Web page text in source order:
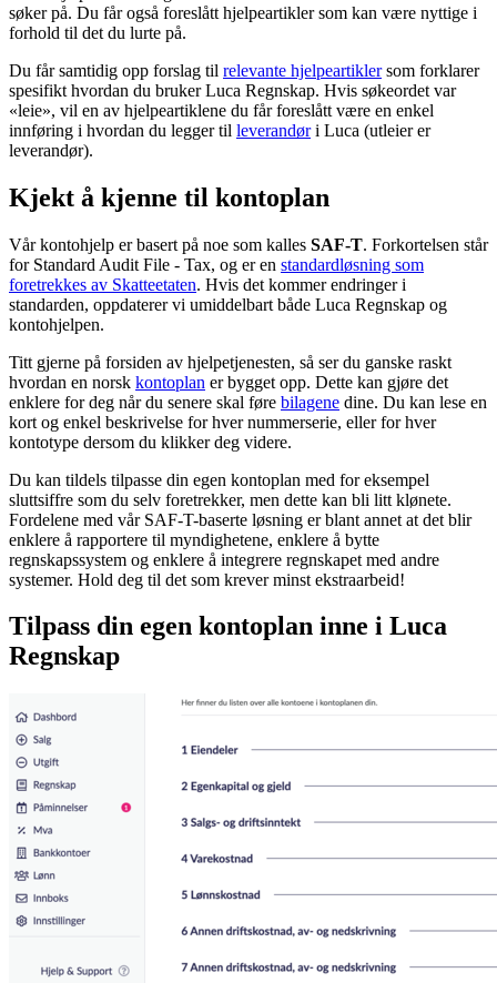
søker på. Du får også foreslått hjelpeartikler som kan være nyttige i
forhold til det du lurte på.
Du får samtidig opp forslag til relevante hjelpeartiklersom forklarer
spesifikt hvordan du bruker Luca Regnskap. Hvis søkeordet var
«leie», vil en av hjelpeartiklene du får foreslått være en enkel
innføring i hvordan du legger til leverandøri Luca (utleier er
leverandør).
Kjekt å kjenne til kontoplan
Vår kontohjelp er basert på noe som kalles SAF-T. Forkortelsen står
for Standard Audit File - Tax, og er en standardløsning som
foretrekkes av Skatteetaten. Hvis det kommer endringer i
standarden, oppdaterer vi umiddelbart både Luca Regnskap og
kontohjelpen.
Titt gjerne på forsiden av hjelpetjenesten, så ser du ganske raskt
hvordan en norsk kontoplan er bygget opp. Dette kan gjøre det
enklere for deg når du senere skal føre bilagene dine. Du kan lese en
kort og enkel beskrivelse for hver nummerserie, eller for hver
kontotype dersom du klikker deg videre.
Du kan tildels tilpasse din egen kontoplan med for eksempel
sluttsiffre som du selv foretrekker, men dette kan bli litt klønete.
Fordelene med vår SAF-T-baserte løsning er blant annet at det blir
enklere å rapportere til myndighetene, enklere å bytte
regnskapssystem og enklere å integrere regnskapet med andre
systemer. Hold deg til det som krever minst ekstraarbeid!
Tilpass din egen kontoplan inne i Luca
Regnskap